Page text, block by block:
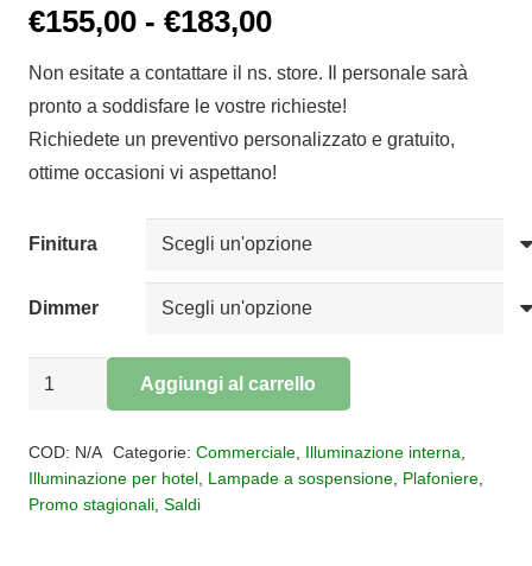
€155,00 - €183,00Fascia
prezzo:
da
€155,00
a
€183,00
Non esitate a contattare il ns. store. Il personale sarà
pronto a soddisfare le vostre richieste!
Richiedete un preventivo personalizzato e gratuito,
ottime occasioni vi aspettano!
Finitura
Dimmer
Sospensione
quantità
Aggiungi al carrello
COD: N/A Categorie: Commerciale, Illuminazione interna
Illuminazione per hotel Lampade a sospensione Plafoniere
Promo stagionali Saldi